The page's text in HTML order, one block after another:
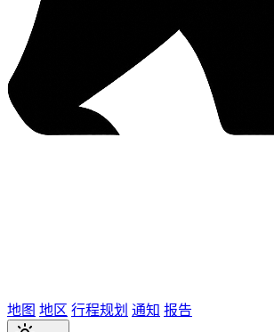
地图 地区 行程规划 通知 报告